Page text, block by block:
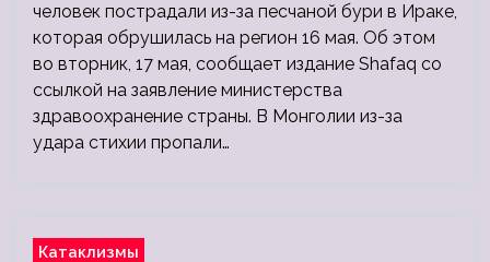
человек пострадали из-за песчаной бури в Ираке,
которая обрушилась на регион 16 мая. Об этом
во вторник, 17 мая, сообщает издание Shafaq со
ссылкой на заявление министерства
здравоохранение страны. В Монголии из-за
удара стихии пропали…
Катаклизмы